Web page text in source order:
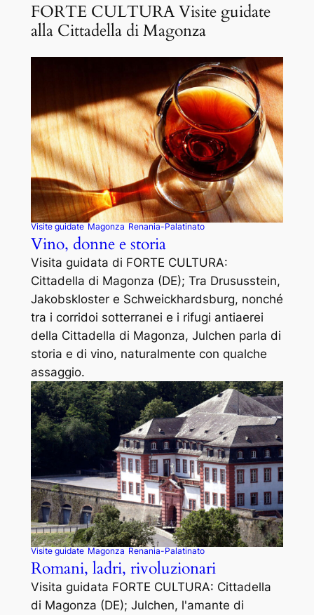
FORTE CULTURA Visite guidate
alla Cittadella di Magonza
Visite guidate Magonza Renania-Palatinato
Vino, donne e storia
Visita guidata di FORTE CULTURA:
Cittadella di Magonza (DE); Tra Drususstein,
Jakobskloster e Schweickhardsburg, nonché
tra i corridoi sotterranei e i rifugi antiaerei
della Cittadella di Magonza, Julchen parla di
storia e di vino, naturalmente con qualche
assaggio.
Visite guidate Magonza Renania-Palatinato
Romani, ladri, rivoluzionari
Visita guidata FORTE CULTURA: Cittadella
di Magonza (DE); Julchen, l'amante di